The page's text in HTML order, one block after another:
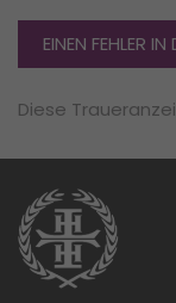
EINEN FEHLER
Diese